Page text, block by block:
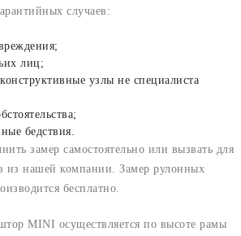
случаев:
лиц;
узлы не специалиста
бедствия.
замер самостоятельно или вызвать для
из нашей компании. Замер рулонных
бесплатно.
MINI осуществляется по высоте рамы